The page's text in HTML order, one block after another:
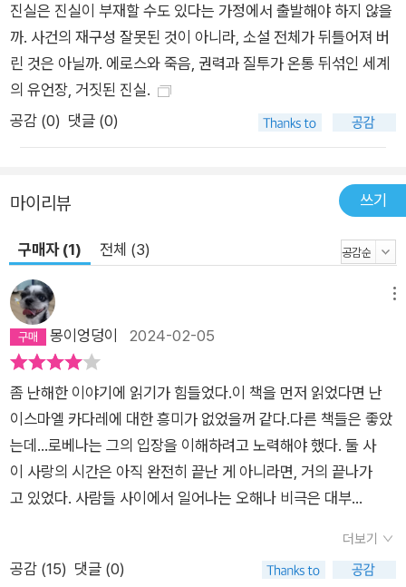
지 못했던 이 미스터리한 교통사고의 실마리가 “아무에게도 말하
지 않은 개인적인 고통에 의해” 움직이는 한 남자에 의해 조금씩
풀려가는 것이다. 때로는 사건의 안개 속에서 벗어나려 노력하기
도 하고 때로는 그 안에 침잠해버리고 싶은 욕망에 휩싸이기도 하
면서, 그는 단순해 보이면서도 인류의 역사만큼이나 거대하고 복
잡한 비밀, 택시에 탑승했던 두 남녀, 베스포르 Y와 로베나 St.의
그 진실을 규명하기 위해 정체 모를 조사원은 사건 발생 40주 전
건, 하나의 이야기를 재구성하기 시작한다. 십여 년 전부터 관계
를 지속해오던 연인들이 돌연 클라이언트와 콜걸이 되었다. 두 남
녀의 관계에 변화의 조짐이 보이기 시작한 것이 바로 사건 발생 4
0주 전. 단순한 사고의 정황이 아닌 사고 당사자 두 사람의 관계,
특히 사랑이라는 감정이 놓인 두 사람의 미묘한 관계를 밝혀내는
것은 사고 당일의 날씨처럼 희뿌연 안개 속을 걷는 일과 같다. 하
지만 조사원은 겉으로는 무질서해 보여도 실제로는 치밀하게 계
산된 질서에 따라 수많은 모자이크 조각들을 정리해나가며 결코
쉽게 설명될 수 없는 난해한 진실과 마주한다. “이 남자는 나를
복잡하게 만든다. 이 남자 덕분에 나는 사춘기 소녀 시절에나 꿈
가 감당할 수 없는 사람이군.” 그의 온 존재가 그렇게 외쳐대고 있
진실은 진실이 부재할 수도 있다는 가정에서 출발해야 하지 않을
까. 사건의 재구성 잘못된 것이 아니라, 소설 전체가 뒤틀어져 버
린 것은 아닐까. 에로스와 죽음, 권력과 질투가 온통 뒤섞인 세계
의 유언장, 거짓된 진실.
공감 (0) 댓글 (0)
마이리뷰 쓰기
구매자 (1) 전체 (3)
몽이엉덩이 2024-02-05
좀 난해한 이야기에 읽기가 힘들었다.이 책을 먼저 읽었다면 난
이스마엘 카다레에 대한 흥미가 없었을꺼 같다.다른 책들은 좋았
는데...로베나는 그의 입장을 이해하려고 노력해야 했다. 둘 사
이 사랑의 시간은 아직 완전히 끝난 게 아니라면, 거의 끝나가
고 있었다. 사람들 사이에서 일어나는 오해나 비극은 대부
는 낮과 밤, 여름과 겨울은 얼마든지 구별할 수 있지만,사랑의 시
간에 직면해서는 장님이나 다름없다. 보이지 않으니때를 놓치
더보기
공감 (15) 댓글 (0)